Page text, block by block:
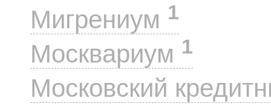
Мигрениум 1
Москвариум 1
Московский